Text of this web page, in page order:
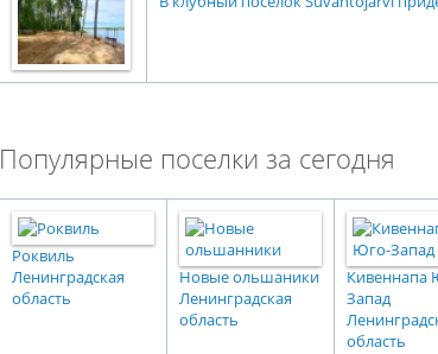
Популярные поселки за сегодня
Роквиль
Ленинградская
область
Новые ольшаники
Ленинградская
область
Кивеннапа
Запад
область